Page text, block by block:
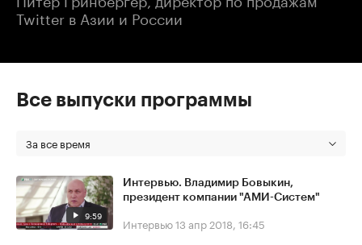
Twitter в Азии и России
Все выпуски программы
За все время
9:59
Интервью. Владимир Бовыкин,
президент компании "АМИ-Систем"
Интервью13 апр 2018, 16:45